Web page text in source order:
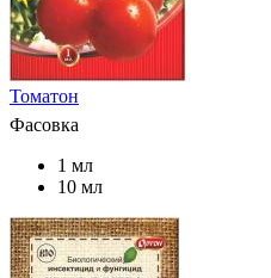
Томатон
Фасовка
1 мл
10 мл